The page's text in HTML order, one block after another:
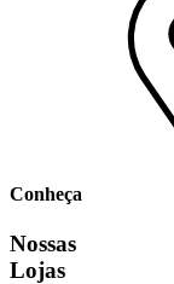
Conheça
Nossas
Lojas